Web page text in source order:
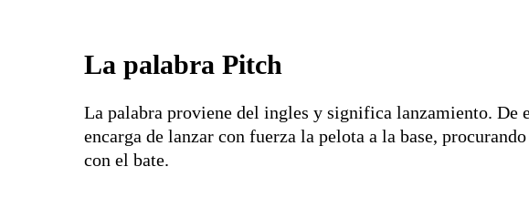
La palabra Pitch
La palabra proviene del ingles y significa lanzamiento. De
encarga de lanzar con fuerza la pelota a la base,
con el bate.